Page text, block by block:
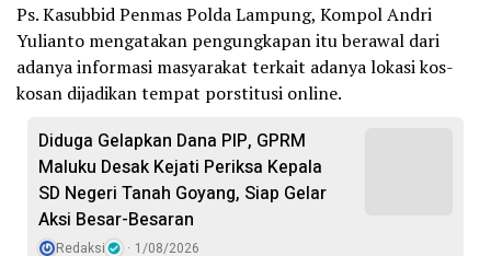
Ps. Kasubbid Penmas Polda Lampung, Kompol Andri
Yulianto mengatakan pengungkapan itu berawal dari
adanya informasi masyarakat terkait adanya lokasi kos-
kosan dijadikan tempat porstitusi online.
Diduga Gelapkan Dana PIP, GPRM
Maluku Desak Kejati Periksa Kepala
SD Negeri Tanah Goyang, Siap Gelar
Aksi Besar-Besaran
Redaksi 1/08/2026